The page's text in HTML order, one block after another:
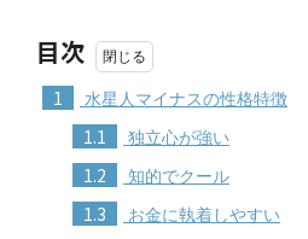
目次
1 水星人マイナスの性格特徴
1.1 独立心が強い
1.2 知的でクール
1.3 お金に執着しやすい